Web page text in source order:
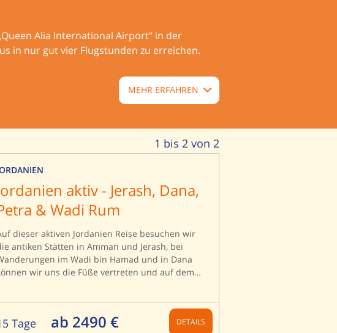
Alia International Airport“ in der
in nur gut vier Flugstunden zu erreichen.
MEHR ERFAHREN
1 bis 2 von 2
aktiv - Jerash, Dana,
& Wadi Rum
dieser aktiven Jordanien Reise besuchen wir
antiken Stätten in Amman und Jerash, bei
im Wadi bin Hamad und in Dana
wir uns die Füße vertreten und auf dem
fehlen: die Nabatäerstadt Petra! Ein Highlight
Jordanien Reise!
Tage ab 2490 € DETAILS